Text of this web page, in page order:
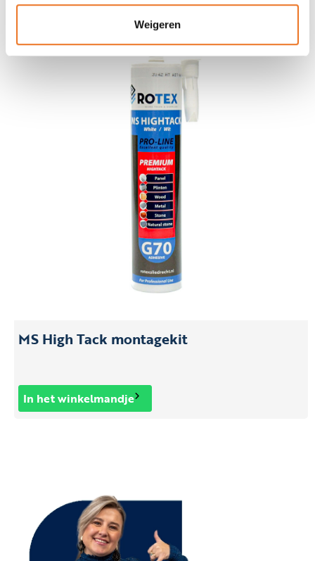
Weigeren
MS High Tack montagekit
In het winkelmandje